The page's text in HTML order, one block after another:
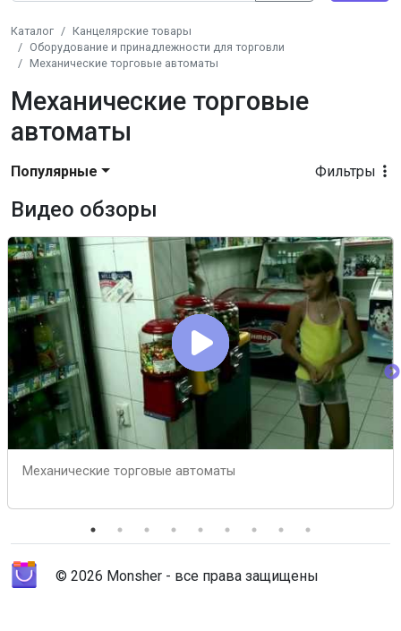
Каталог
Канцелярские товары
Оборудование и принадлежности для торговли
Механические торговые автоматы
Механические торговые
автоматы
Фильтры
Популярные
Видео обзоры
Механические торговые автоматы
© 2026 Monsher - все права защищены